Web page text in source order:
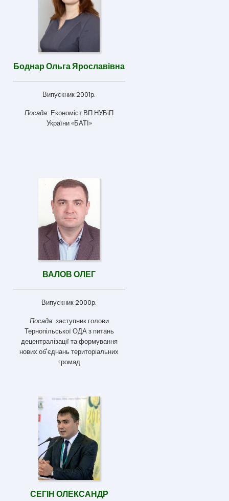
Боднар Ольга Ярославівна
Випускник 2001р.
Посада: Економіст ВП НУБіП
України «БАТІ»
ВАЛОВ ОЛЕГ
Випускник 2000р.
Посада: заступник голови
Тернопільської ОДА з питань
децентралізації та формування
нових об'єднань територіальних
громад
СЕГІН ОЛЕКСАНДР